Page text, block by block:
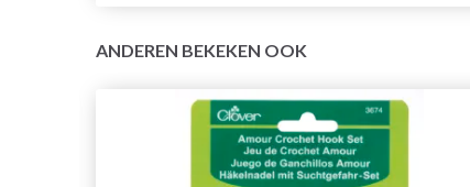
ANDEREN BEKEKEN OOK